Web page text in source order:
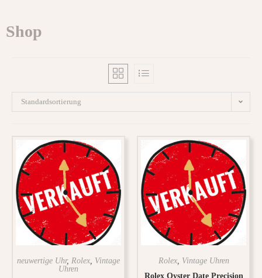
Shop
Standardsortierung
neuwertige Uhr, Rolex, Vintage
Uhren
Rolex, Vintage Uhren
Rolex Oyster Date Precision